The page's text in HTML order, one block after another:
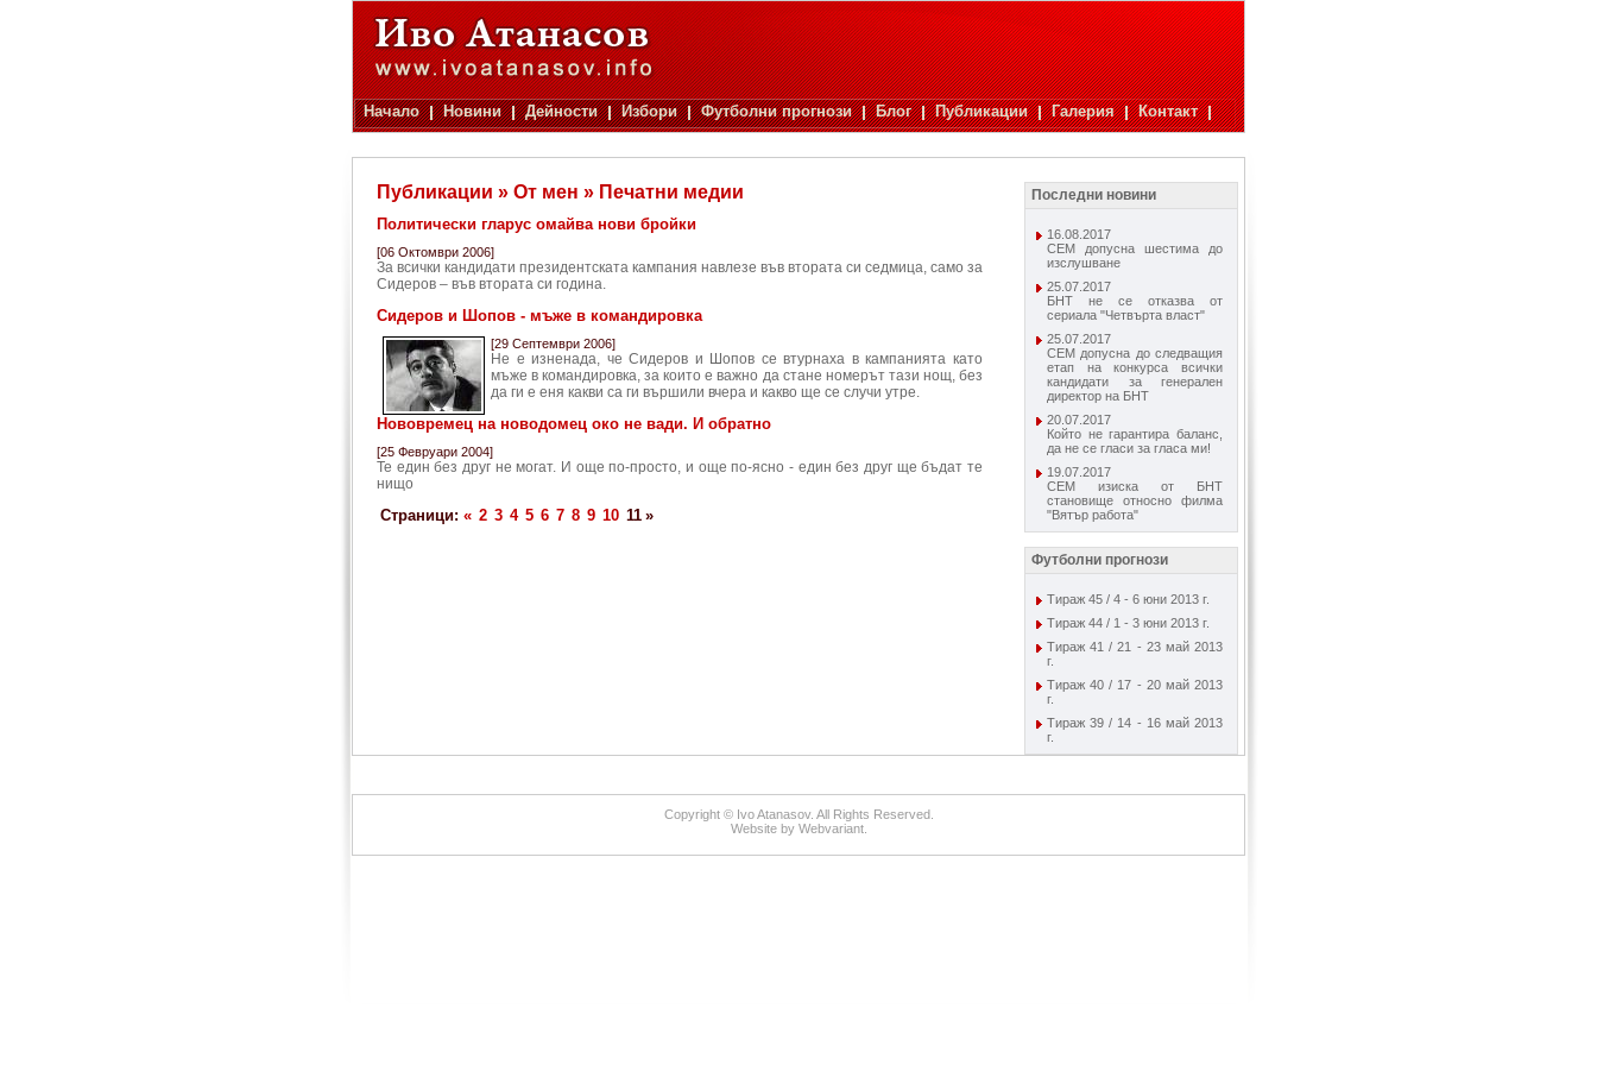
Начало Новини Дейности Избори Футболни прогнози Блог Публикации Галерия Контакт
Публикации » От мен » Печатни медии
Политически гларус омайва нови бройки
[06 Октомври 2006]
За всички кандидати президентската кампания навлезе във втората си седмица, само за
Сидеров – във втората си година.
Сидеров и Шопов - мъже в командировка
[29 Септември 2006]
Не е изненада, че Сидеров и Шопов се втурнаха в кампанията като
мъже в командировка, за които е важно да стане номерът тази нощ, без
да ги е еня какви са ги вършили вчера и какво ще се случи утре.
Нововремец на новодомец око не вади. И обратно
[25 Февруари 2004]
Те един без друг не могат. И още по-просто, и още по-ясно - един без друг ще бъдат те
нищо
Страници: « 2 3 4 5 6 7 8 9 10 11 »
Последни новини
16.08.2017
СЕМ допусна шестима до
изслушване
25.07.2017
БНТ не се отказва от
сериала "Четвърта власт"
25.07.2017
СЕМ допусна до следващия
етап на конкурса всички
кандидати за генерален
директор на БНТ
20.07.2017
Който не гарантира баланс,
да не се гласи за гласа ми!
19.07.2017
СЕМ изиска от БНТ
становище относно филма
"Вятър работа"
Футболни прогнози
Тираж 45 / 4 - 6 юни 2013 г.
Тираж 44 / 1 - 3 юни 2013 г.
Тираж 41 / 21 - 23 май 2013
г.
Тираж 40 / 17 - 20 май 2013
г.
Тираж 39 / 14 - 16 май 2013
г.
Copyright © Ivo Atanasov. All Rights Reserved.
Website by Webvariant.